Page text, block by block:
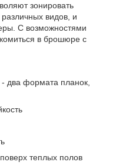
зонировать
видов, и
С возможностями
в брошюре с
- два формата планок,
теплых полов